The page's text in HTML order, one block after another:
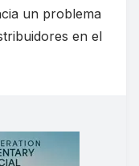
un problema
en el